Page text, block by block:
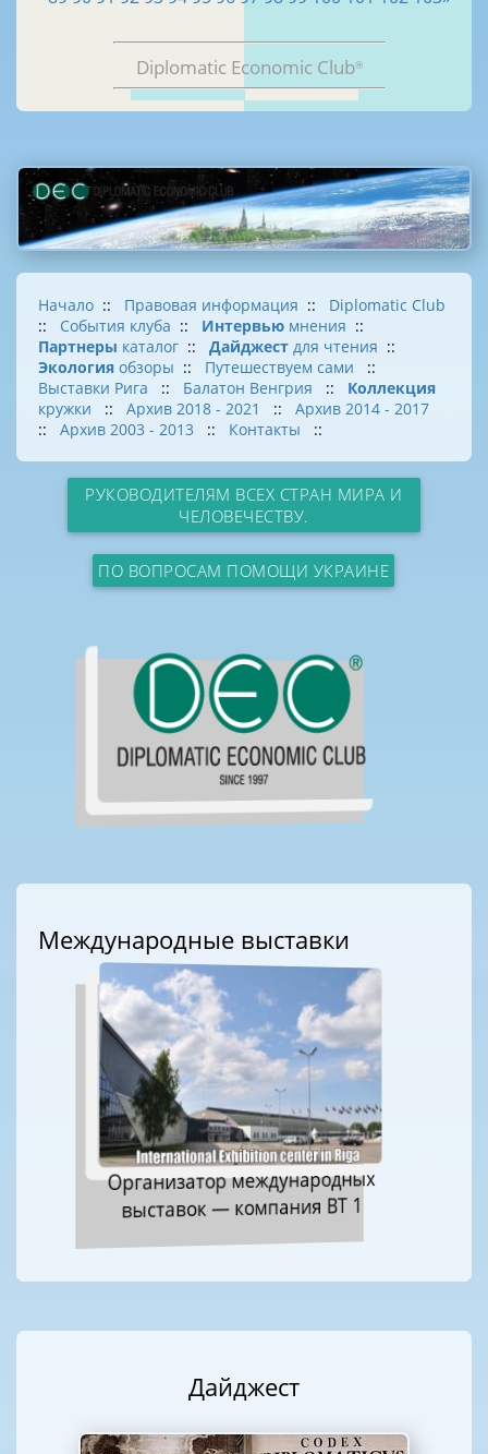
Diplomatic Economic Club®
Начало :: Правовая информация :: Diplomatic Club
:: События клуба :: Интервью мнения ::
Партнеры каталог :: Дайджест для чтения ::
Экология обзоры :: Путешествуем сами
::
Выставки Рига
:: Балатон Венгрия :: Коллекция
кружки
:: Архив 2018 - 2021 :: Архив 2014 - 2017
:: Архив 2003 - 2013 :: Контакты ::
РУКОВОДИТЕЛЯМ ВСЕХ СТРАН МИРА И
ЧЕЛОВЕЧЕСТВУ.
ПО ВОПРОСАМ ПОМОЩИ УКРАИНЕ
Международные выставки
Организатор международных
выставок — компания ВТ 1
Дайджест